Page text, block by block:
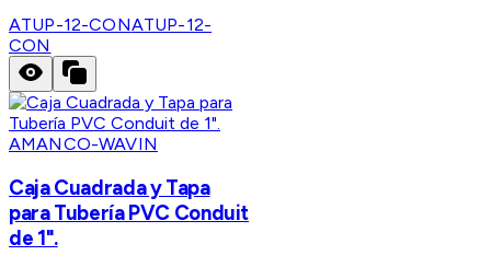
ATUP-12-CONATUP-12-
CON
AMANCO-WAVIN
Caja Cuadrada y Tapa
para Tubería PVC Conduit
de 1".